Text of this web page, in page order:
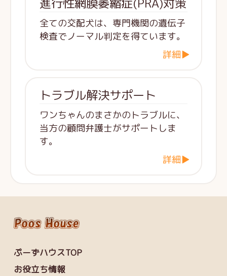
全ての交配犬は、専門機関の遺伝子
検査でノーマル判定を得ています。
詳細▶
トラブル解決サポート
ワンちゃんのまさかのトラブルに、
当方の顧問弁護士がサポートしま
す。
詳細▶
ぷーずハウスTOP
お役立ち情報